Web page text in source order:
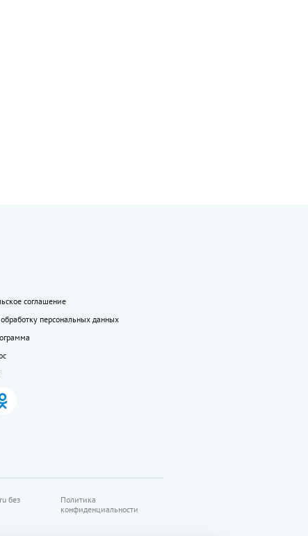
соглашение
персональных данных
без
Политика
конфиденциальности